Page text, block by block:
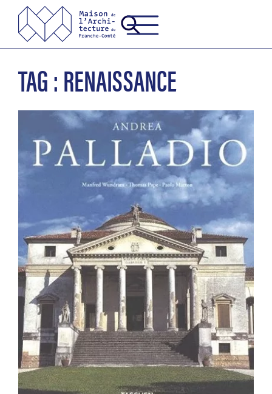
TAG : RENAISSANCE